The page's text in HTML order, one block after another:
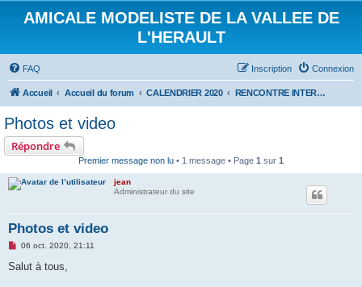
AMICALE MODELISTE DE LA VALLEE DE
L'HERAULT
FAQ Connexion
Inscription
Accueil Accueil du forum CALENDRIER 2020 RENCONTRE INTERNATIONALE HYDRALAGOU : 3 ET 4 OCTOBRE 2020
Photos et video
Répondre
Premier message non lu • 1 message • Page 1 sur 1
jean
Administrateur du site
Photos et video
M
s
06 oct. 2020, 21:11
Salut à tous,